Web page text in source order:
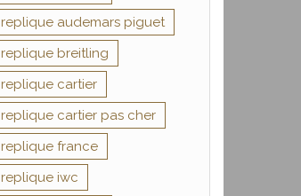
replique audemars piguet
replique breitling
replique cartier
replique cartier pas cher
replique france
replique iwc